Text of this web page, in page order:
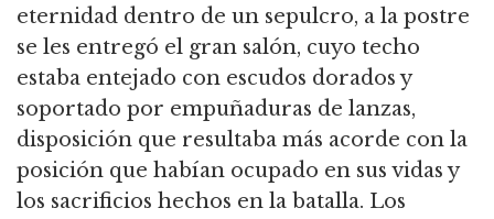
eternidad dentro de un sepulcro, a la postre
se les entregó el gran salón, cuyo techo
estaba entejado con escudos dorados y
soportado por empuñaduras de lanzas,
disposición que resultaba más acorde con la
posición que habían ocupado en sus vidas y
los sacrificios hechos en la batalla. Los